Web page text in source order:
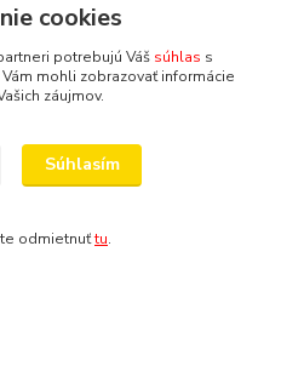
cookies
potrebujú Váš súhlas s
mohli zobrazovať informácie
záujmov.
Súhlasím
odmietnuťtu.